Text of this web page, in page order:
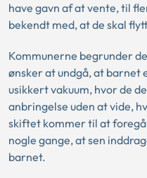
have gavn af at vente, til
bekendt med, at de skal
Kommunerne begrunder
ønsker at undgå, at barnet
usikkert vakuum, hvor de
anbringelse uden at vide,
skiftet kommer til at
nogle gange, at sen
barnet.